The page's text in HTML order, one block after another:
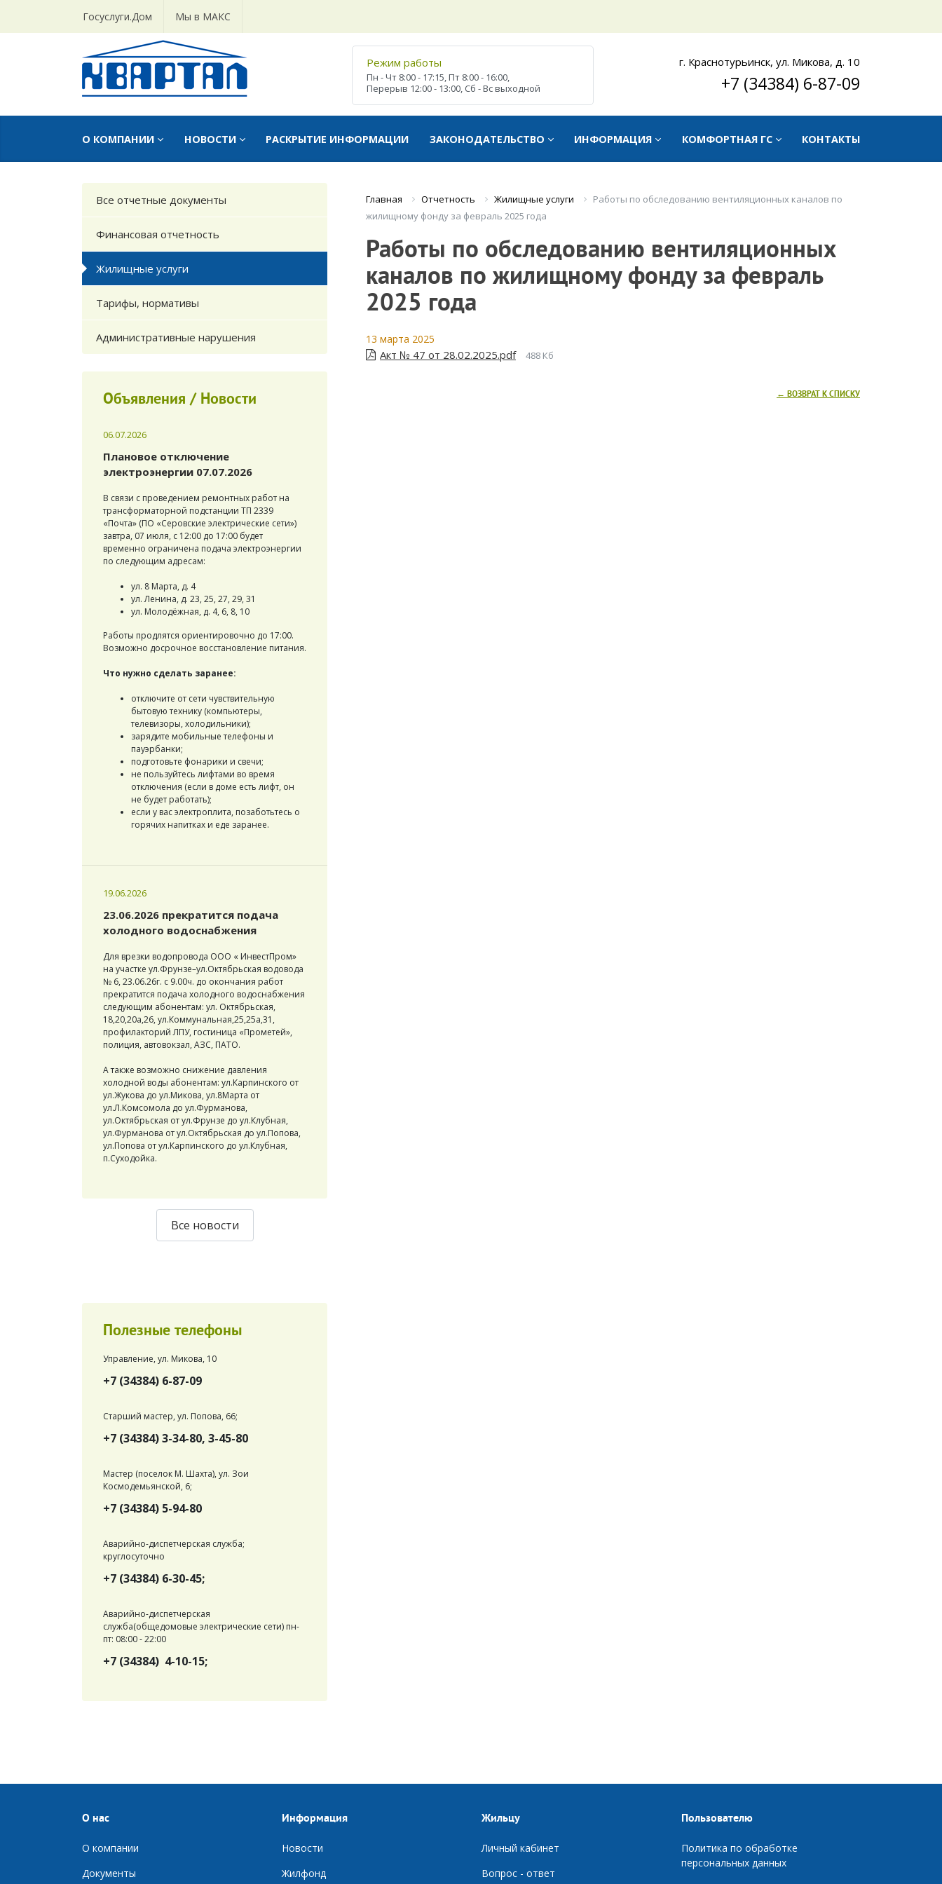
Госуслуги.Дом Мы в МАКС
Режим работы
Пн - Чт 8:00 - 17:15, Пт 8:00 - 16:00,
Перерыв 12:00 - 13:00, Сб - Всвыходной
г. Краснотурьинск, ул. Микова, д. 10
+7 (34384) 6-87-09
О КОМПАНИИ НОВОСТИ РАСКРЫТИЕ ИНФОРМАЦИИ ЗАКОНОДАТЕЛЬСТВО ИНФОРМАЦИЯ КОМФОРТНАЯ ГС КОНТАКТЫ
Главная Отчетность Жилищные услуги
Работы по обследованию вентиляционных каналов по
жилищному фонду за февраль 2025 года
Работы по обследованию вентиляционных
каналов по жилищному фонду за февраль
2025 года
13 марта 2025
Акт № 47 от 28.02.2025.pdf 488 Кб
← ВОЗВРАТ К СПИСКУ
Все отчетные документы
Финансовая отчетность
Жилищные услуги
Тарифы, нормативы
Административные нарушения
Объявления / Новости
06.07.2026
Плановое отключение
электроэнергии 07.07.2026
В связи с проведением ремонтных работ на
трансформаторной подстанции ТП 2339
«Почта» (ПО «Серовские электрические сети»)
завтра, 07 июля, с 12:00 до 17:00 будет
временно ограничена подача электроэнергии
по следующим адресам:
ул. 8 Марта, д. 4
ул. Ленина, д. 23, 25, 27, 29, 31
ул. Молодёжная, д. 4, 6, 8, 10
Работы продлятся ориентировочно до 17:00.
Возможно досрочное восстановление питания.
Что нужно сделать заранее:
отключите от сети чувствительную
бытовую технику (компьютеры,
телевизоры, холодильники);
зарядите мобильные телефоны и
пауэрбанки;
подготовьте фонарики и свечи;
не пользуйтесь лифтами во время
отключения (если в доме есть лифт, он
не будет работать);
если у вас электроплита, позаботьтесь о
горячих напитках и еде заранее.
19.06.2026
23.06.2026 прекратится подача
холодного водоснабжения
Для врезки водопровода ООО « ИнвестПром»
на участке ул.Фрунзе–ул.Октябрьская водовода
№ 6, 23.06.26г. с 9.00ч. до окончания работ
прекратится подача холодного водоснабжения
следующим абонентам: ул. Октябрьская,
18,20,20а,26, ул.Коммунальная,25,25а,31,
профилакторий ЛПУ, гостиница «Прометей»,
полиция, автовокзал, АЗС, ПАТО.
А также возможно снижение давления
холодной воды абонентам: ул.Карпинского от
ул.Жукова до ул.Микова, ул.8Марта от
ул.Л.Комсомола до ул.Фурманова,
ул.Октябрьская от ул.Фрунзе до ул.Клубная,
ул.Фурманова от ул.Октябрьская до ул.Попова,
ул.Попова от ул.Карпинского до ул.Клубная,
п.Суходойка.
Все новости
Полезные телефоны
Управление, ул. Микова, 10
+7 (34384) 6-87-09
Старший мастер, ул. Попова, 66;
+7 (34384) 3-34-80, 3-45-80
Мастер (поселок М. Шахта), ул. Зои
Космодемьянской, 6;
+7 (34384) 5-94-80
Аварийно-диспетчерская служба;
круглосуточно
+7 (34384) 6-30-45;
Аварийно-диспетчерская
служба(общедомовые электрические сети) пн-
пт: 08:00 - 22:00
+7 (34384) 4-10-15;
О нас
О компании
Документы
Информация
Новости
Жилфонд
Жильцу
Личный кабинет
Вопрос - ответ
Пользователю
Политика по обработке
персональных данных